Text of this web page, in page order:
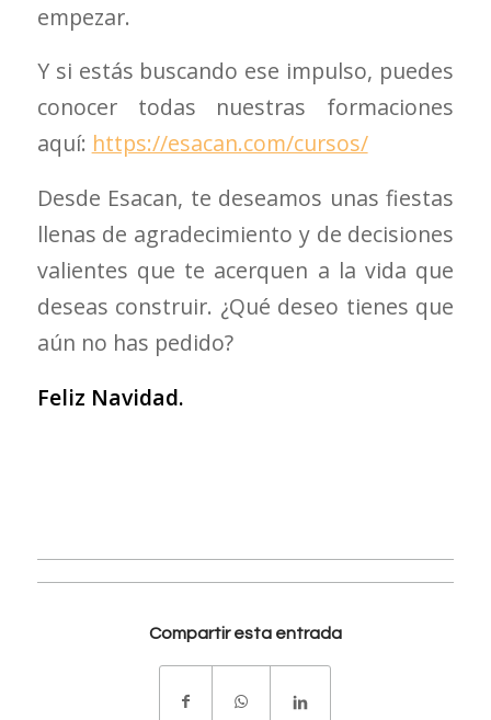
empezar.
Y si estás buscando ese impulso, puedes
conocer todas nuestras formaciones
aquí: https://esacan.com/cursos/
Desde Esacan, te deseamos unas fiestas
llenas de agradecimiento y de decisiones
valientes que te acerquen a la vida que
deseas construir. ¿Qué deseo tienes que
aún no has pedido?
Feliz Navidad.
Compartir esta entrada